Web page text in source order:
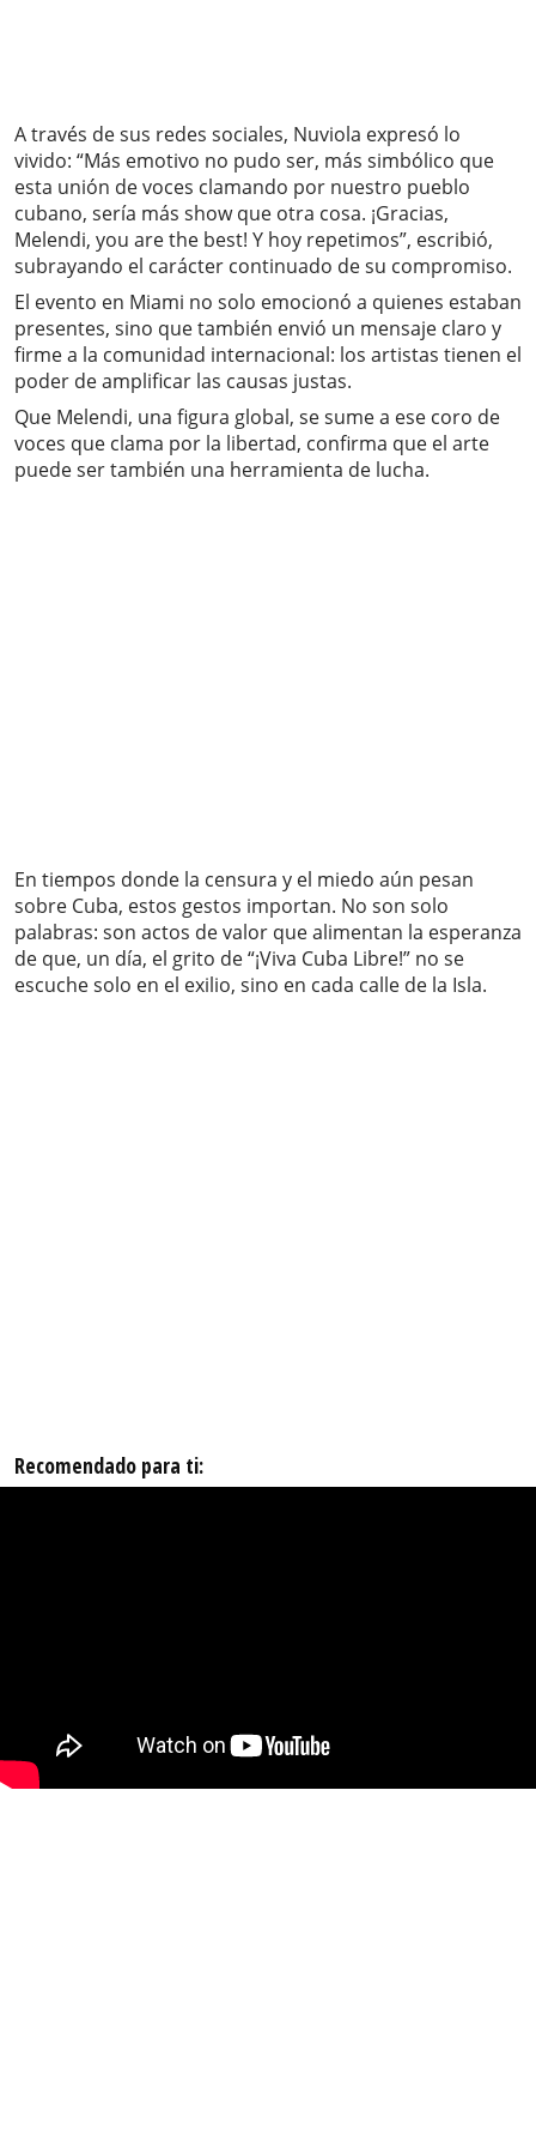
A través de sus redes sociales, Nuviola expresó lo
vivido: “Más emotivo no pudo ser, más simbólico que
esta unión de voces clamando por nuestro pueblo
cubano, sería más show que otra cosa. ¡Gracias,
Melendi, you are the best! Y hoy repetimos”, escribió,
subrayando el carácter continuado de su compromiso.
El evento en Miami no solo emocionó a quienes estaban
presentes, sino que también envió un mensaje claro y
firme a la comunidad internacional: los artistas tienen el
poder de amplificar las causas justas.
Que Melendi, una figura global, se sume a ese coro de
voces que clama por la libertad, confirma que el arte
puede ser también una herramienta de lucha.
En tiempos donde la censura y el miedo aún pesan
sobre Cuba, estos gestos importan. No son solo
palabras: son actos de valor que alimentan la esperanza
de que, un día, el grito de “¡Viva Cuba Libre!” no se
escuche solo en el exilio, sino en cada calle de la Isla.
Recomendado para ti: